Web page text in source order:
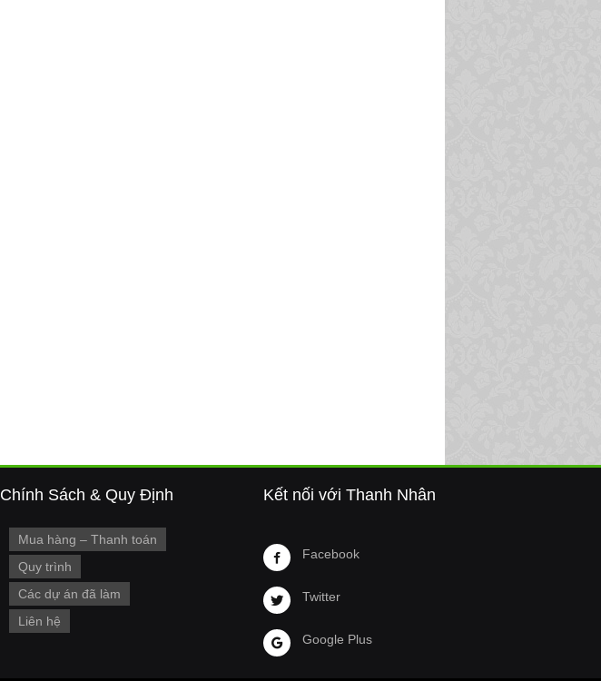
Chính Sách & Quy Định
Mua hàng – Thanh toán
Quy trình
Các dự án đã làm
Liên hệ
Kết nối với Thanh Nhân
Facebook
Twitter
Google Plus